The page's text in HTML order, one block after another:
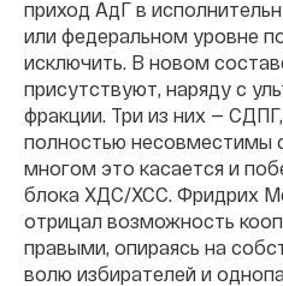
приход АдГ в
или федеральном уровне
исключить. В новом
присутствуют, наряду с
фракции. Три из них —
полностью несовместимы
многом это касается и
блока ХДС/ХСС. Фридрих
отрицал возможность
правыми, опираясь на
волю избирателей и